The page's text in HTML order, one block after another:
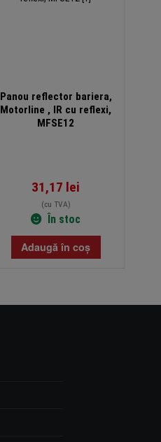
Panou reflector bariera,
Motorline , IR cu reflexi,
MFSE12
31,17 lei
(cu TVA)
În stoc
Adaugă în coș